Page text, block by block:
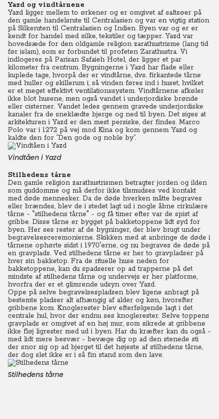
Yazd og vindtårnene
Yazd ligger mellem to ørkener og er omgivet af saltsøer på
den gamle handelsrute til Centralasien og var en vigtig station
på Silkeruten til Centralasien og Indien. Byen var og er er
kendt for handel med silke, tekstiler og tæpper. Yazd var
hovedsæde for den oldgamle religion zarathustrisme (lang tid
før islam), som er forbundet til profeten Zarathustra. Vi
indlogeres på Parisan Safaieh Hotel, der ligger et par
kilometer fra centrum. Bygningerne i Yazd har flade eller
kuplede tage, hvorpå der er vindtårne, dvs. firkantede tårne
med huller og skillerum i, så vinden føres ind i huset, hvilket
er et meget effektivt ventilationssystem. Vindtårnene afkøler
ikke blot husene, men også vandet i underjordiske brønde
eller cisterner. Vandet ledes gennem gravede underjordiske
kanaler fra de sneklædte bjerge og ned til byen. Det siges at
arkitekturen i Yazd er den mest persiske, der findes. Marco
Polo var i 1272 på vej mod Kina og kom gennem Yazd og
kaldte den for ”Den gode og noble by”.
Vindtåen i Yazd
Stilhedens tårne
Den gamle religion zarathustrismen betragter jorden og ilden
som guddomme og må derfor ikke tilsmudses ved kontakt
med døde mennesker. Da de døde hverken måtte begraves
eller brændes, blev de i stedet lagt ud i nogle åbne cirkulære
tårne - "stilhedens tårne" - og få timer efter var de spist af
gribbe. Disse tårne er bygget på bakketoppene lidt syd for
byen. Her ses rester af de bygninger, der blev brugt under
begravelsesceremonierne. Skikken med at anbringe de døde i
tårnene ophørte sidst i 1970'erne, og nu begraves de døde på
en gravplads. Ved stilhedens tårne er her to gravpladser på
hver sin bakketop. Fra de rituelle huse neden for
bakketoppene, kan du spadserer op ad trapperne på det
mindste af stilhedens tårne og undervejs er her platforme,
hvorfra der er et glimrende udsyn over Yazd.
Oppe på selve begravelsespladsen blev ligene anbragt på
bestemte pladser alt afhængig af alder og køn, hvorefter
gribbene kom. Knoglerester blev efterfølgende lagt i det
centrale hul, hvor der endnu ses knoglerester. Selve toppens
gravplads er omgivet af en høj mur, som sikrede at gribbene
ikke fløj ligrester med ud i byen. Har du kræfter kan du også -
med lidt mere besvær - bevæge dig op ad den stenede sti
der snor sig op ad bjerget til det højeste af stilhedens tårne,
der dog slet ikke er i så fin stand som den lave.
Stilhedens tårne